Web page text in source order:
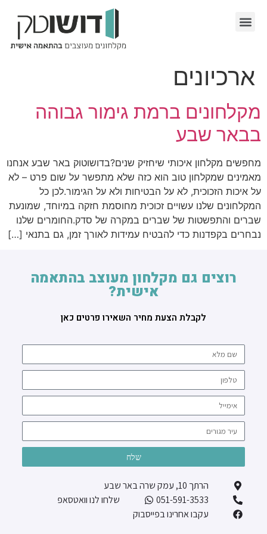
ארכיונים
מקלחונים ברמת גימור גבוהה
בבאר שבע
מחפשים מקלחון איכותי שיחזיק שנים?בדושוטוק באר שבע אנחנו
מאמינים שמקלחון טוב הוא כזה שלא מתפשר על שום פרט – לא
על איכות הזכוכית, לא על הבטיחות ולא על הגימור.לכן כל
המקלחונים שלנו עשויים זכוכית מחוסמת חזקה במיוחד, שמונעת
שברים והתפשטות של שברים במקרה של סדק.החומרים שלנו
נבחרים בקפדנות כדי להבטיח עמידות לאורך זמן, גם בתנאי […]
רוצים גם מקלחון מעוצב בהתאמה
אישית?
לקבלת הצעת מחיר השאירו פרטים כאן
שלח
הרתך 10, עמק שרה באר שבע
051-591-3533
שלחו לנו וואטסאפ
עקבו אחרינו בפייסבוק